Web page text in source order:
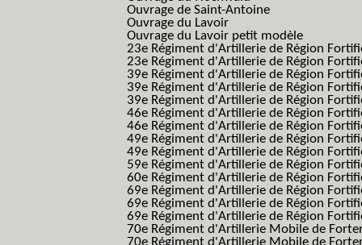
Ouvrage de Saint-Antoine
Ouvrage du Lavoir
Ouvrage du Lavoir petit modèle
23e Régiment d'Artillerie de Région
23e Régiment d'Artillerie de Région
39e Régiment d'Artillerie de Région
39e Régiment d'Artillerie de Région
39e Régiment d'Artillerie de Région
46e Régiment d'Artillerie de Région
46e Régiment d'Artillerie de Région
49e Régiment d'Artillerie de Région
49e Régiment d'Artillerie de Région
59e Régiment d'Artillerie de Région
60e Régiment d'Artillerie de Région
69e Régiment d'Artillerie de Région
69e Régiment d'Artillerie de Région
69e Régiment d'Artillerie de Région
70e Régiment d'Artillerie Mobile de
70e Régiment d'Artillerie Mobile de